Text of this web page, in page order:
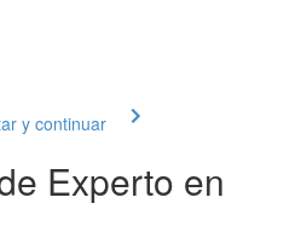
y continuar
Experto en